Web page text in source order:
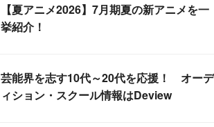
【夏アニメ2026】7月期夏の新アニメを一
挙紹介！
芸能界を志す10代～20代を応援！ オーデ
ィション・スクール情報はDeview